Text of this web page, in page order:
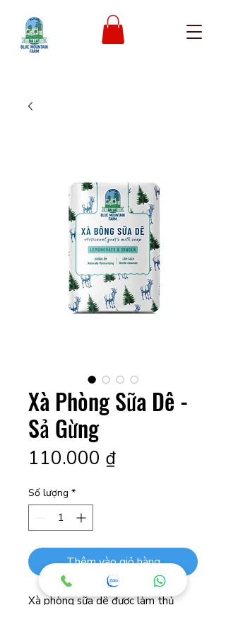
Xà Phòng Sữa Dê -
Sả Gừng
110.000 ₫
Số lượng *
Thêm vào giỏ hàng
Xà phòng sữa dê được làm thủ